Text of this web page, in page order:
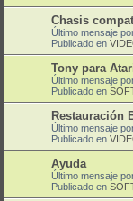
Chasis
Último mensaje
Publicado en
Tony para
Último mensaje
Publicado en
Restauración
Último mensaje
Publicado en
Ayuda
Último mensaje
Publicado en